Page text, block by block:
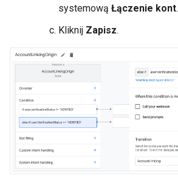
systemową Łączenie kont.
Kliknij Zapisz.